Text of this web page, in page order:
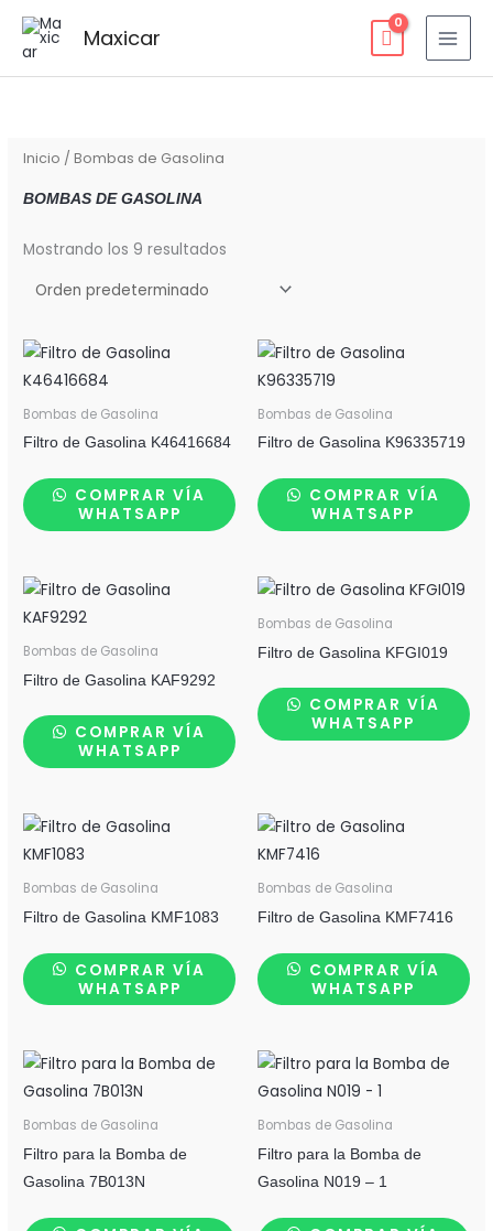
Maxicar
Inicio / Bombas de Gasolina
BOMBAS DE GASOLINA
Mostrando los 9 resultados
Bombas de Gasolina
Filtro de Gasolina K46416684
COMPRAR VÍA
WHATSAPP
Bombas de Gasolina
Filtro de Gasolina K96335719
COMPRAR VÍA
WHATSAPP
Bombas de Gasolina
Filtro de Gasolina KAF9292
COMPRAR VÍA
WHATSAPP
Bombas de Gasolina
Filtro de Gasolina KFGI019
COMPRAR VÍA
WHATSAPP
Bombas de Gasolina
Filtro de Gasolina KMF1083
COMPRAR VÍA
WHATSAPP
Bombas de Gasolina
Filtro de Gasolina KMF7416
COMPRAR VÍA
WHATSAPP
Bombas de Gasolina
Filtro para la Bomba de
Gasolina 7B013N
Bombas de Gasolina
Filtro para la Bomba de
Gasolina N019 – 1